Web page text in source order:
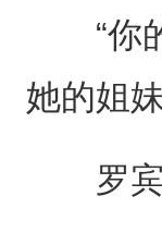
“你的
她的姐
罗宾